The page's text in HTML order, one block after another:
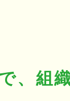
、組